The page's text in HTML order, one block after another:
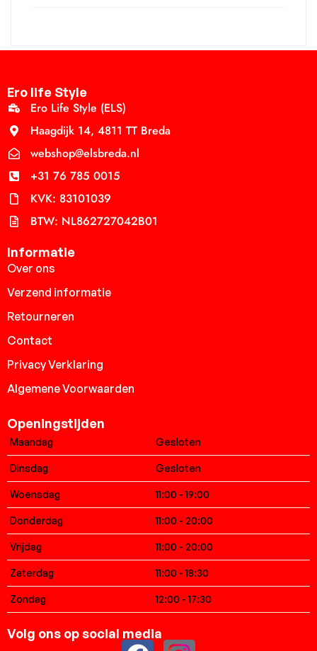
Ero life Style
Ero Life Style (ELS)
Haagdijk 14, 4811 TT Breda
webshop@elsbreda.nl
+31 76 785 0015
KVK: 83101039
BTW: NL862727042B01
Informatie
Over ons
Verzend informatie
Retourneren
Contact
Privacy Verklaring
Algemene Voorwaarden
Openingstijden
Maandag Gesloten
Dinsdag Gesloten
Woensdag 11:00 - 19:00
Donderdag 11:00 - 20:00
Vrijdag 11:00 - 20:00
Zaterdag 11:00 - 18:30
Zondag 12:00 - 17:30
Volg ons op social media